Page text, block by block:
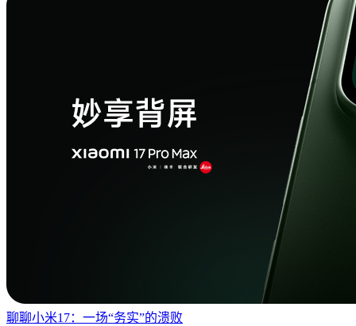
聊聊小米17：一场“务实”的溃败